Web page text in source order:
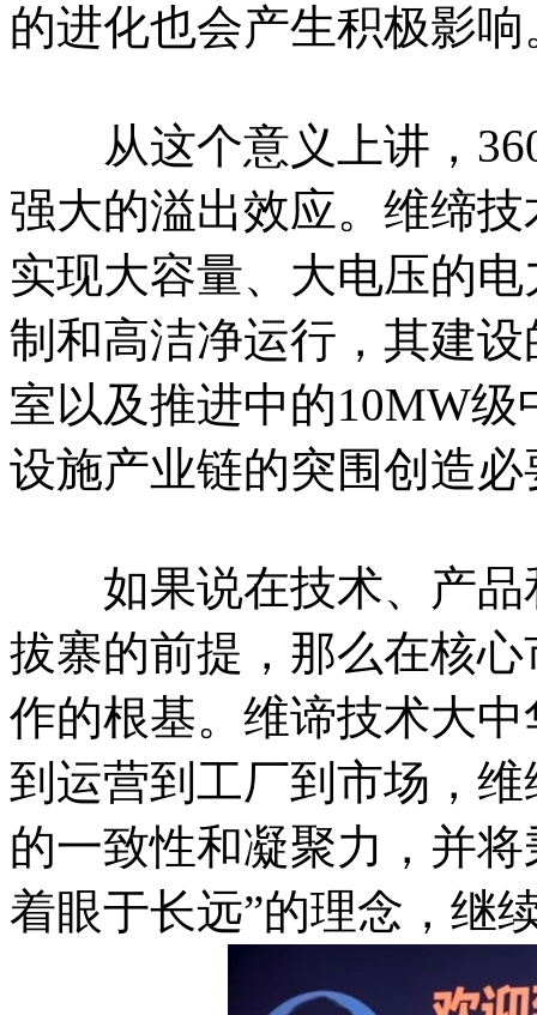
的进化也会产生积极影响
从这个意义上讲，
强大的溢出效应。维缔
实现大容量、大电压的
制和高洁净运行，其建
室以及推进中的10MW
设施产业链的突围创造
如果说在技术、产品
拔寨的前提，那么在核
作的根基。维谛技术大
到运营到工厂到市场，
的一致性和凝聚力，并
着眼于长远”的理念，继